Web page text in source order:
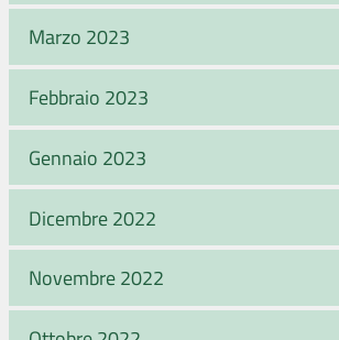
Marzo 2023
Febbraio 2023
Gennaio 2023
Dicembre 2022
Novembre 2022